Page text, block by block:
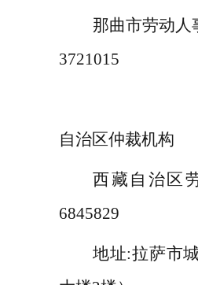
那曲市劳动人
3721015
自治区仲裁机构
西藏自治区
6845829
地址:拉萨市